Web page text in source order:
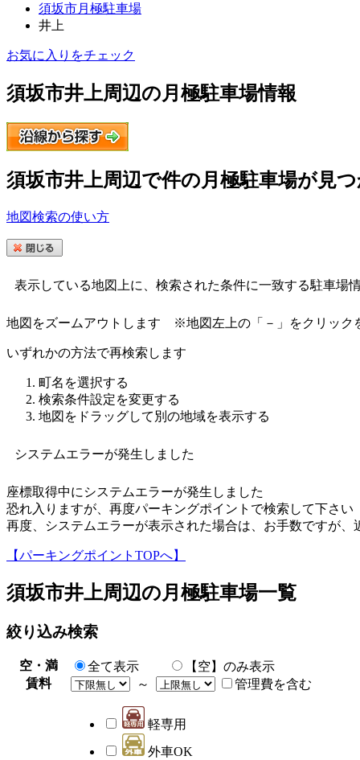
須坂市月極駐車場
井上
お気に入りをチェック
須坂市井上周辺の月極駐車場情報
須坂市井上周辺で件の月極駐車場が見
地図検索の使い方
表示している地図上に、検索された条件に一致する駐車場
地図をズームアウトします ※地図左上の「－」をクリック
いずれかの方法で再検索します
町名を選択する
検索条件設定を変更する
地図をドラッグして別の地域を表示する
システムエラーが発生しました
座標取得中にシステムエラーが発生しました
恐れ入りますが、再度パーキングポイントで検索して下さい
再度、システムエラーが表示された場合は、お手数ですが
【パーキングポイントTOPへ】
須坂市井上周辺の月極駐車場一覧
絞り込み検索
空・満 全て表示
【空】のみ表示
賃料
～ 管理費を含む
軽専用
外車OK